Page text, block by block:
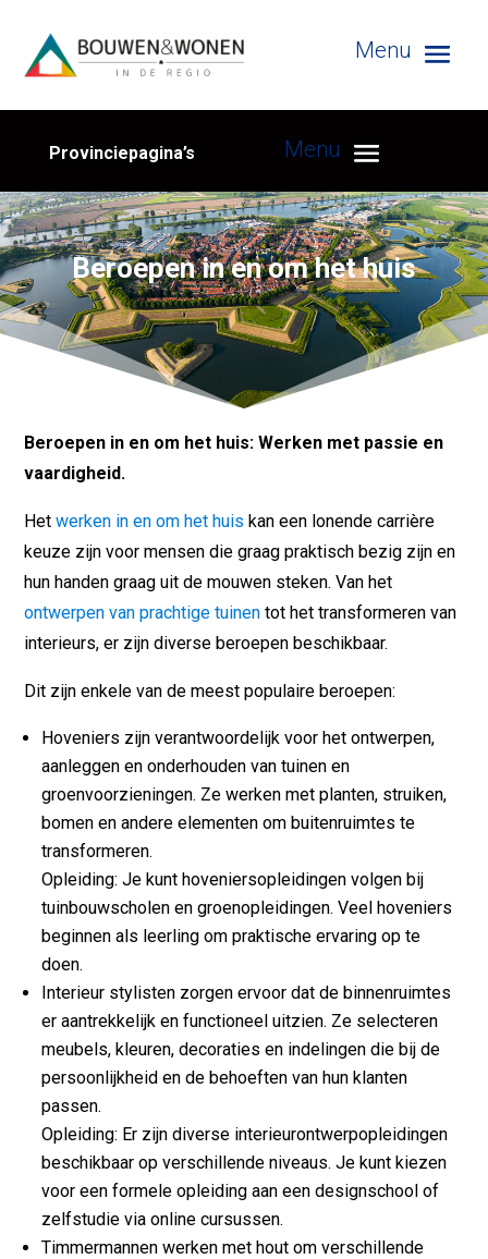
Provinciepagina’s
Beroepen in en om het huis
Beroepen in en om het huis: Werken met passie en
vaardigheid.
Hetwerken in en om het huis kan een lonende carrière
keuze zijn voor mensen die graag praktisch bezig zijn en
hun handen graag uit de mouwen steken. Van het
ontwerpen van prachtige tuinen tot het transformeren van
interieurs, er zijn diverse beroepen beschikbaar.
Dit zijn enkele van de meest populaire beroepen:
Hoveniers zijn verantwoordelijk voor het ontwerpen,
aanleggen en onderhouden van tuinen en
groenvoorzieningen. Ze werken met planten, struiken,
bomen en andere elementen om buitenruimtes te
transformeren.
Opleiding: Je kunt hoveniersopleidingen volgen bij
tuinbouwscholen en groenopleidingen. Veel hoveniers
beginnen als leerling om praktische ervaring op te
doen.
Interieur stylisten zorgen ervoor dat de binnenruimtes
er aantrekkelijk en functioneel uitzien. Ze selecteren
meubels, kleuren, decoraties en indelingen die bij de
persoonlijkheid en de behoeften van hun klanten
passen.
Opleiding: Er zijn diverse interieurontwerpopleidingen
beschikbaar op verschillende niveaus. Je kunt kiezen
voor een formele opleiding aan een designschool of
zelfstudie via online cursussen.
Timmermannen werken met hout om verschillende